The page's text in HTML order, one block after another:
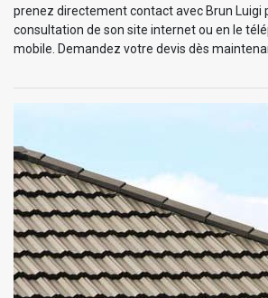
prenez directement contact avec Brun Luigi
consultation de son site internet ou en le
mobile. Demandez votre devis dès